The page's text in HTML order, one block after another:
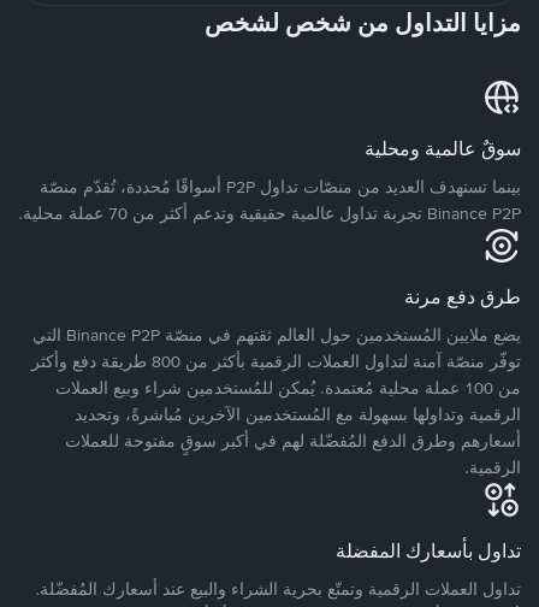
مزايا التداول من شخص لشخص
سوقٌ عالمية ومحلية
بينما تستهدف العديد من منصّات تداول P2P أسواقًا مُحددة، تُقدّم منصّة
Binance P2P تجربة تداول عالمية حقيقية وتدعم أكثر من 70 عملة محلية.
طرق دفع مرنة
يضع ملايين المُستخدمين حول العالم ثقتهم في منصّة Binance P2P التي
توفّر منصّة آمنة لتداول العملات الرقمية بأكثر من 800 طريقة دفع وأكثر
من 100 عملة محلية مُعتمدة. يُمكن للمُستخدمين شراء وبيع العملات
الرقمية وتداولها بسهولة مع المُستخدمين الآخرين مُباشرةً، وتحديد
أسعارهم وطرق الدفع المُفضّلة لهم في أكبر سوقٍ مفتوحة للعملات
الرقمية.
تداول بأسعارك المفضلة
تداول العملات الرقمية وتمتّع بحرية الشراء والبيع عند أسعارك المُفضّلة.